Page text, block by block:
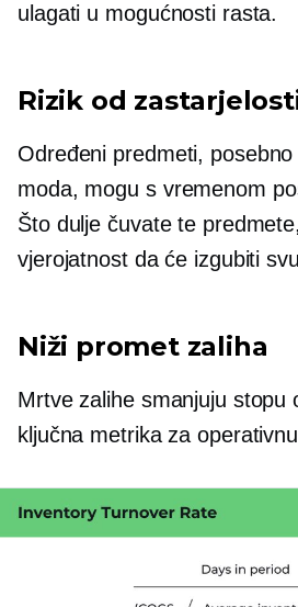
ulagati u mogućnosti rasta.
Rizik od
Određeni predmeti,
moda, mogu s vremenom
Što dulje čuvate te
vjerojatnost da će izgubiti
Niži promet zaliha
Mrtve zalihe smanjuju stopu
ključna metrika za